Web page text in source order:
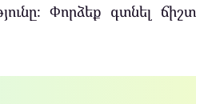
Փորձեք գտնել ճիշտ